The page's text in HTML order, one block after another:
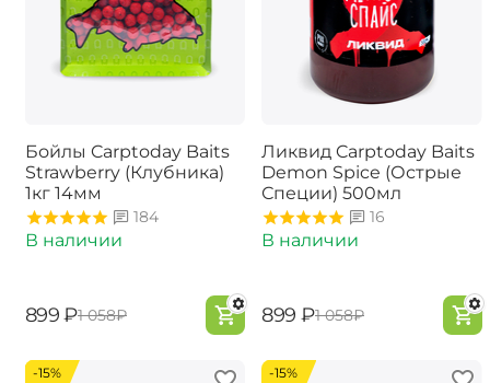
Бойлы Carptoday Baits
Strawberry (Клубника)
1кг 14мм
184
В наличии
‍899‍ ₽‍1 058‍₽
Ликвид Carptoday Baits
Demon Spice (Острые
Специи) 500мл
16
В наличии
‍899‍ ₽‍1 058‍₽
-15% -15%